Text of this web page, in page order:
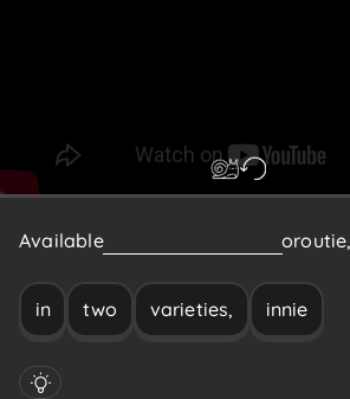
Availablein oroutie,
in two varieties, innie